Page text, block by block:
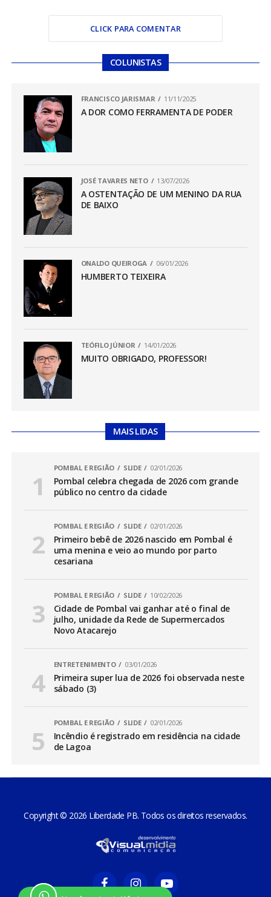
CLICK PARA COMENTAR
COLUNISTAS
FRANCISCO JARISMAR 11/11/2025
A DOR COMO FERRAMENTA DE PODER
JOSÉ TAVARES NETO 13/07/2026
A OSTENTAÇÃO DE UM MENINO DA RUA
DE BAIXO
ONALDO QUEIROGA 06/01/2026
HUMBERTO TEIXEIRA
TEÓFILO JÚNIOR 14/01/2026
MUITO OBRIGADO, PROFESSOR!
MAIS LIDAS
POMBAL E REGIÃO SLIDE 02/01/2026
Pombal celebra chegada de 2026 com grande
público no centro da cidade
POMBAL E REGIÃO SLIDE 02/01/2026
Primeiro bebê de 2026 nascido em Pombal é
uma menina e veio ao mundo por parto
cesariana
POMBAL E REGIÃO SLIDE 10/02/2026
Cidade de Pombal vai ganhar até o final de
julho, unidade da Rede de Supermercados
Novo Atacarejo
ENTRETENIMENTO 03/01/2026
Primeira super lua de 2026 foi observada neste
sábado (3)
POMBAL E REGIÃO SLIDE 02/01/2026
Incêndio é registrado em residência na cidade
de Lagoa
Copyright © 2026 Liberdade PB. Todos os direitos reservados.